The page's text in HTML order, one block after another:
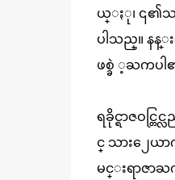
ယ္ႏု၊ ၎၏သ
ပါသည္။ န
ဖစ္ခဲ ့ႀကပါ
ရခိုင္ရာဇဝင္
င္ သား၂ေယ
မင္းရာဇာ